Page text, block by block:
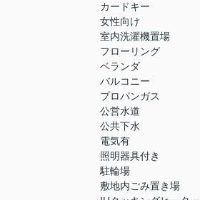
カードキー
女性向け
室内洗濯機置場
フローリング
ベランダ
バルコニー
プロパンガス
公営水道
公共下水
電気有
照明器具付き
駐輪場
敷地内ごみ置き場